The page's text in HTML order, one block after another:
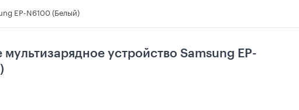
EP-N6100 (Белый)
мультизарядное устройство Samsung EP-